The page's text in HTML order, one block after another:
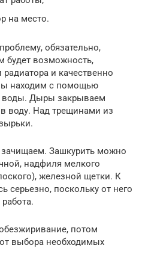
на место.
обязательно,
будет возможность,
и качественно
находим с помощью
воды. Дыры закрываем
воду. Над трещинами из
Зашкурить можно
надфиля мелкого
железной щетки. К
серьезно, поскольку от него
потом
выбора необходимых